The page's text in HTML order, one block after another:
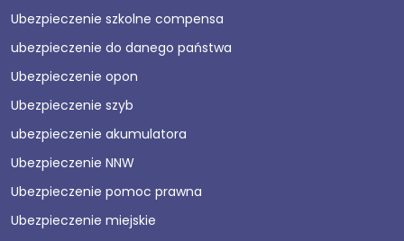
Ubezpieczenie szkolne compensa
ubezpieczenie do danego państwa
Ubezpieczenie opon
Ubezpieczenie szyb
ubezpieczenie akumulatora
Ubezpieczenie NNW
Ubezpieczenie pomoc prawna
Ubezpieczenie miejskie